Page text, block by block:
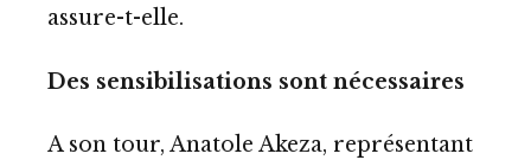
assure-t-elle.
Des sensibilisations sont nécessaires
A son tour, Anatole Akeza, représentant